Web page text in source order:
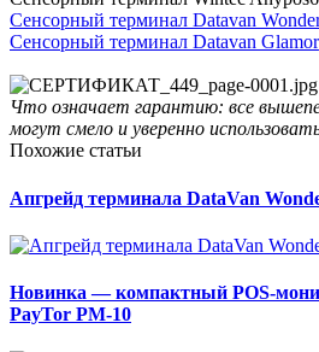
Сенсорный терминал Datavan
Сенсорный терминал Datavan Glamor
Что означает гарантию: все
могут смело и уверенно
Похожие статьи
Апгрейд терминала DataVan
Новинка — компактный POS-
PayTor PM-10